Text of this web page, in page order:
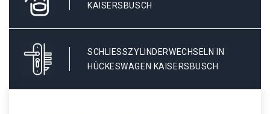
KAISERSBUSCH
SCHLIESSZYLINDERWECHSELN IN H
ÜCKESWAGEN KAISERSBUSCH